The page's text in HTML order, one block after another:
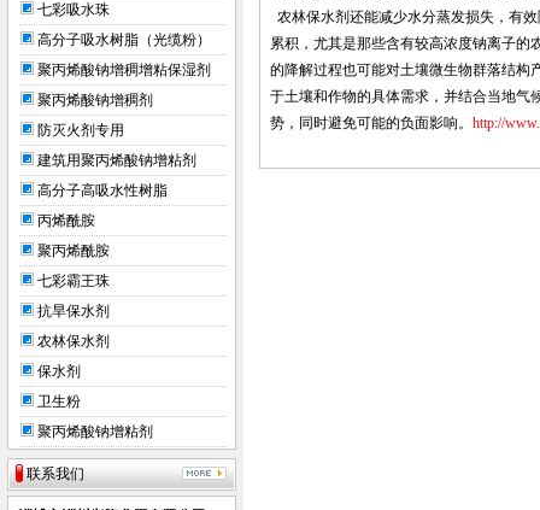
七彩吸水珠
高分子吸水树脂（光缆粉）
聚丙烯酸钠增稠增粘保湿剂
聚丙烯酸钠增稠剂
防灭火剂专用
建筑用聚丙烯酸钠增粘剂
高分子高吸水性树脂
丙烯酰胺
聚丙烯酰胺
七彩霸王珠
抗旱保水剂
农林保水剂
保水剂
卫生粉
聚丙烯酸钠增粘剂
联系我们
农林保水剂还能减少水分蒸发损失，有
累积，尤其是那些含有较高浓度钠离子的
的降解过程也可能对土壤微生物群落结构
于土壤和作物的具体需求，并结合当地气
势，同时避免可能的负面影响。 http://